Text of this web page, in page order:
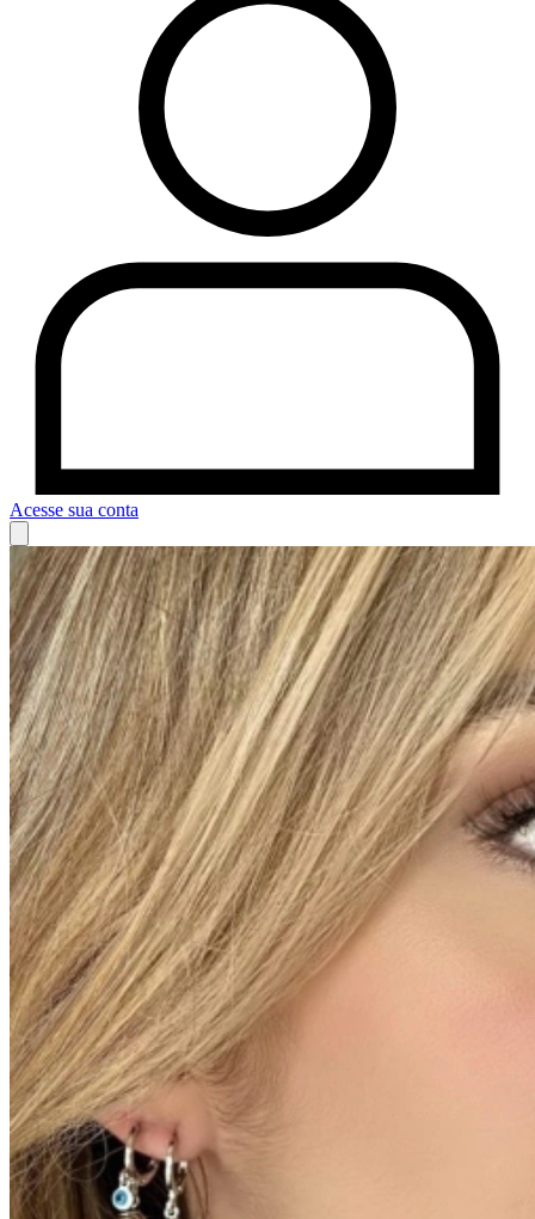
Acesse sua conta